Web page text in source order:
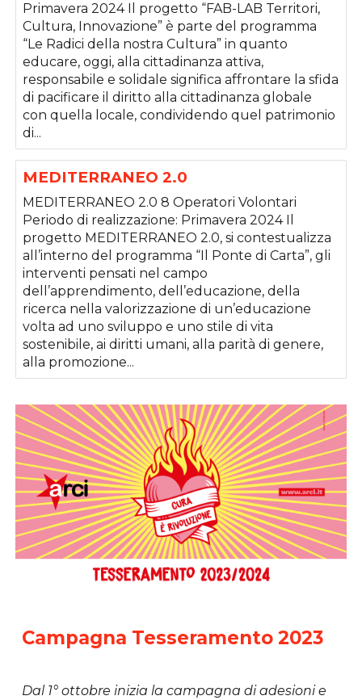
Primavera 2024 Il progetto “FAB-LAB Territori,
Cultura, Innovazione” è parte del programma
“Le Radici della nostra Cultura” in quanto
educare, oggi, alla cittadinanza attiva,
responsabile e solidale significa affrontare la sfida
di pacificare il diritto alla cittadinanza globale
con quella locale, condividendo quel patrimonio
di...
MEDITERRANEO 2.0
MEDITERRANEO 2.0 8 Operatori Volontari
Periodo di realizzazione: Primavera 2024 Il
progetto MEDITERRANEO 2.0, si contestualizza
all’interno del programma “Il Ponte di Carta”, gli
interventi pensati nel campo
dell’apprendimento, dell’educazione, della
ricerca nella valorizzazione di un’educazione
volta ad uno sviluppo e uno stile di vita
sostenibile, ai diritti umani, alla parità di genere,
alla promozione...
Campagna Tesseramento 2023
Dal 1° ottobre inizia la campagna di adesioni e